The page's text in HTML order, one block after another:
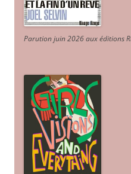
Parution juin 2026 aux éditions